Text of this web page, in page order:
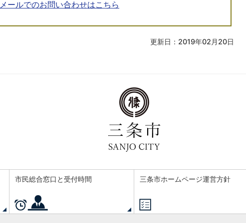
メールでのお問い合わせはこちら
更新日：2019年02月20日
市民総合窓口と受付時間 三条市ホームページ運営方針